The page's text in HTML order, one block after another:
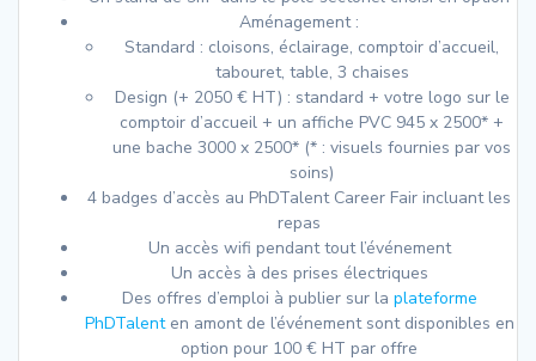
Aménagement :
Standard : cloisons, éclairage, comptoir d’accueil,
tabouret, table, 3 chaises
Design (+ 2050 € HT) : standard + votre logo sur le
comptoir d’accueil + un affiche PVC 945 x 2500* +
une bache 3000 x 2500* (* : visuels fournies par vos
soins)
4 badges d’accès au PhDTalent Career Fair incluant les
repas
Un accès wifi pendant tout l’événement
Un accès à des prises électriques
Des offres d’emploi à publier sur la plateforme
PhDTalenten amont de l’événement sont disponibles en
option pour 100 € HT par offre